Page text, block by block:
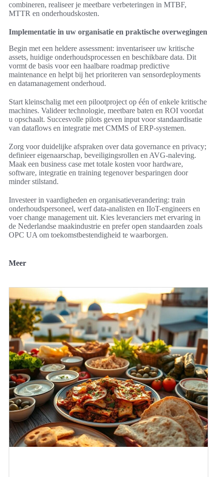
combineren, realiseer je meetbare verbeteringen in MTBF,
MTTR en onderhoudskosten.
Implementatie in uw organisatie en praktische overwegingen
Begin met een heldere assessment: inventariseer uw kritische
assets, huidige onderhoudsprocessen en beschikbare data. Dit
vormt de basis voor een haalbare roadmap predictive
maintenance en helpt bij het prioriteren van sensordeployments
en datamanagement onderhoud.
Start kleinschalig met een pilootproject op één of enkele kritische
machines. Valideer technologie, meetbare baten en ROI voordat
u opschaalt. Succesvolle pilots geven input voor standaardisatie
van dataflows en integratie met CMMS of ERP-systemen.
Zorg voor duidelijke afspraken over data governance en privacy;
definieer eigenaarschap, beveiligingsrollen en AVG-naleving.
Maak een business case met totale kosten voor hardware,
software, integratie en training tegenover besparingen door
minder stilstand.
Investeer in vaardigheden en organisatieverandering: train
onderhoudspersoneel, werf data-analisten en IIoT-engineers en
voer change management uit. Kies leveranciers met ervaring in
de Nederlandse maakindustrie en prefer open standaarden zoals
OPC UA om toekomstbestendigheid te waarborgen.
Meer